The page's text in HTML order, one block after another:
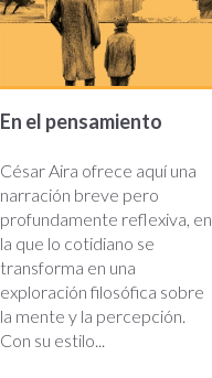
En el pensamiento
César Aira ofrece aquí una
narración breve pero
profundamente reflexiva, en
la que lo cotidiano se
transforma en una
exploración filosófica sobre
la mente y la percepción.
Con su estilo...